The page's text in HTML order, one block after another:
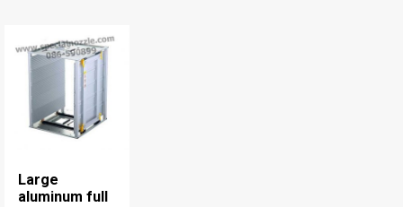
Large
aluminum full